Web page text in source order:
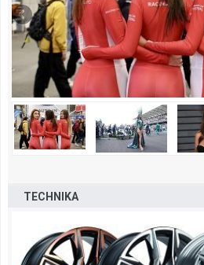
TECHNIKA